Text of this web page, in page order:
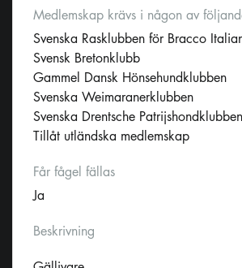
Medlemskap krävs i någon av
Svenska Rasklubben för Bracco
Svensk Bretonklubb
Gammel Dansk Hönsehundklubben
Svenska Weimaranerklubben
Svenska Drentsche Patrijshondklubben
Tillåt utländska medlemskap
Får fågel fällas
Ja
Beskrivning